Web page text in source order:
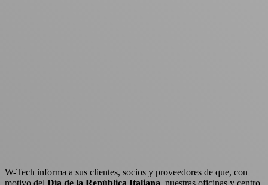
W-Tech informa a sus clientes, socios y proveedores de que, con
motivo del Día de la República Italiana , nuestras oficinas y centro